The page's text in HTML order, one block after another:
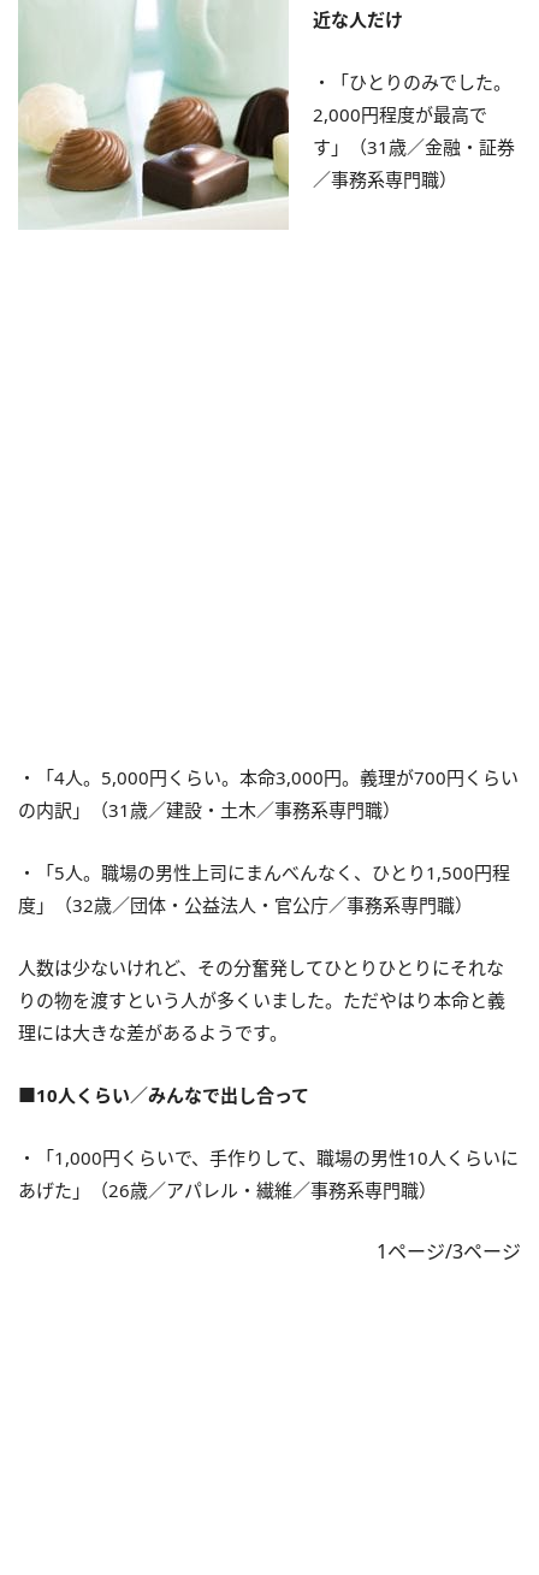
近な人だけ
・「ひとりのみでした。
2,000円程度が最高で
す」（31歳／金融・証券
／事務系専門職）
・「4人。5,000円くらい。本命3,000円。義理が700円くらい
の内訳」（31歳／建設・土木／事務系専門職）
・「5人。職場の男性上司にまんべんなく、ひとり1,500円程
度」（32歳／団体・公益法人・官公庁／事務系専門職）
人数は少ないけれど、その分奮発してひとりひとりにそれな
りの物を渡すという人が多くいました。ただやはり本命と義
理には大きな差があるようです。
■10人くらい／みんなで出し合って
・「1,000円くらいで、手作りして、職場の男性10人くらいに
あげた」（26歳／アパレル・繊維／事務系専門職）
1ページ/3ページ